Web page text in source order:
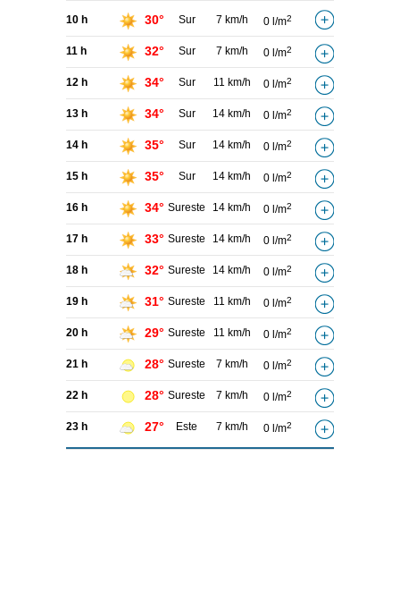
10 h 30° Sur 7 km/h 0 l/m2
11 h 32° Sur 7 km/h 0 l/m2
12 h 34° Sur 11 km/h 0 l/m2
13 h 34° Sur 14 km/h 0 l/m2
14 h 35° Sur 14 km/h 0 l/m2
15 h 35° Sur 14 km/h 0 l/m2
16 h 34° Sureste 14 km/h 0 l/m2
17 h 33° Sureste 14 km/h 0 l/m2
18 h 32° Sureste 14 km/h 0 l/m2
19 h 31° Sureste 11 km/h 0 l/m2
20 h 29° Sureste 11 km/h 0 l/m2
21 h 28° Sureste 7 km/h 0 l/m2
22 h 28° Sureste 7 km/h 0 l/m2
23 h 27° Este 7 km/h 0 l/m2